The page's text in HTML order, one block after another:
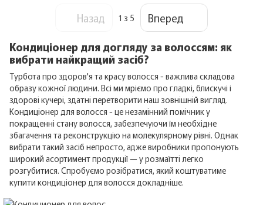
Назад 1 з 5
Вперед
Кондиціонер для догляду за волоссям: як
вибрати найкращий засіб?
Турбота про здоров'я та красу волосся - важлива складова
образу кожної людини. Всі ми мріємо про гладкі, блискучі і
здорові кучері, здатні перетворити наш зовнішній вигляд.
Кондиціонер для волосся - це незамінний помічник у
покращенні стану волосся, забезпечуючи їм необхідне
збагачення та реконструкцію на молекулярному рівні. Однак
вибрати такий засіб непросто, адже виробники пропонують
широкий асортимент продукції — у розмаїтті легко
розгубитися. Спробуємо розібратися, який коштуватиме
купити кондиціонер для волосся докладніше.